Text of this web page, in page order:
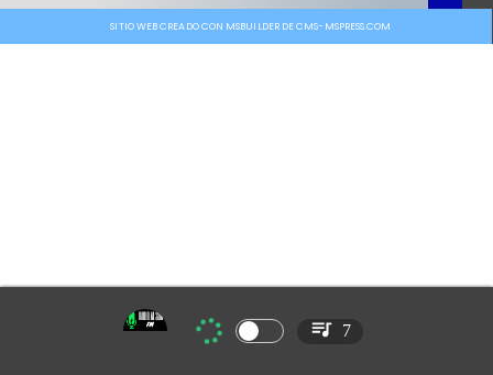
SITIO WEB CREADO CON MSBUILDER DE CMS-MSPRESS.COM
7